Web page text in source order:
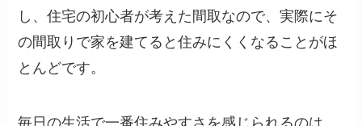
し、住宅の初心者が考えた間取なので、実際にそ
の間取りで家を建てると住みにくくなることがほ
とんどです。
毎日の生活で一番住みやすさを感じられるのは、